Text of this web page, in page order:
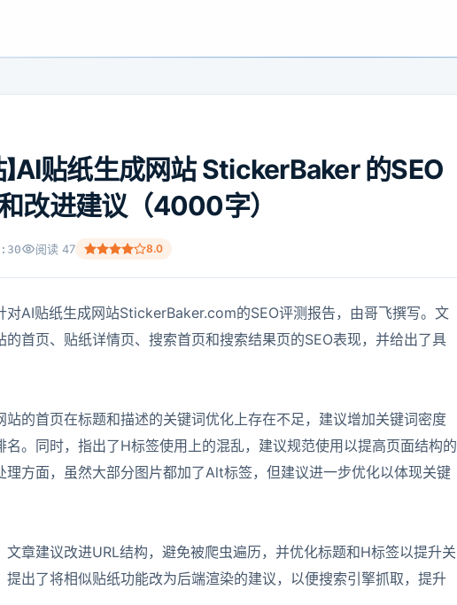
】AI贴纸生成网站 StickerBaker 的SEO
改进建议（4000字）
阅读 47 8.0
对AI贴纸生成网站StickerBaker.com的SEO评测报告，由哥飞撰写。文
的首页、贴纸详情页、搜索首页和搜索结果页的SEO表现，并给出了具
站的首页在标题和描述的关键词优化上存在不足，建议增加关键词密度
名。同时，指出了H标签使用上的混乱，建议规范使用以提高页面结构的
理方面，虽然大部分图片都加了Alt标签，但建议进一步优化以体现关键
文章建议改进URL结构，避免被爬虫遍历，并优化标题和H标签以提升关
提出了将相似贴纸功能改为后端渲染的建议，以便搜索引擎抓取，提升